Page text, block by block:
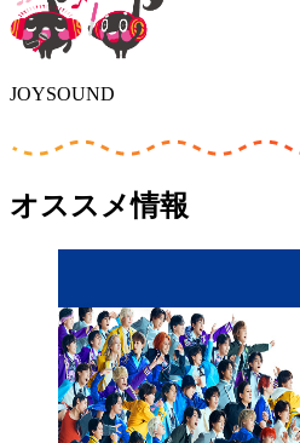
JOYSOUND
オススメ情報